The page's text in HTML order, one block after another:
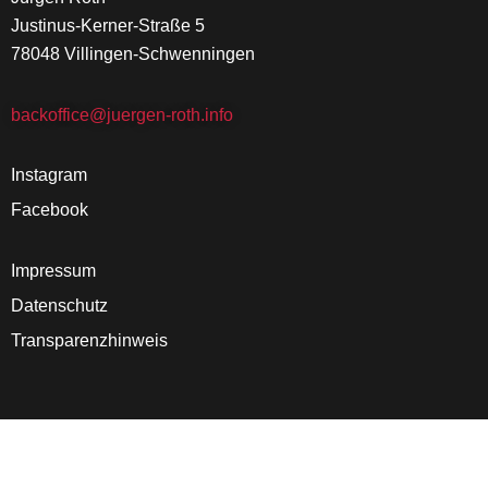
Justinus-Kerner-Straße 5
78048 Villingen-Schwenningen
backoffice@juergen-roth.info
Instagram
Facebook
Impressum
Datenschutz
Transparenzhinweis